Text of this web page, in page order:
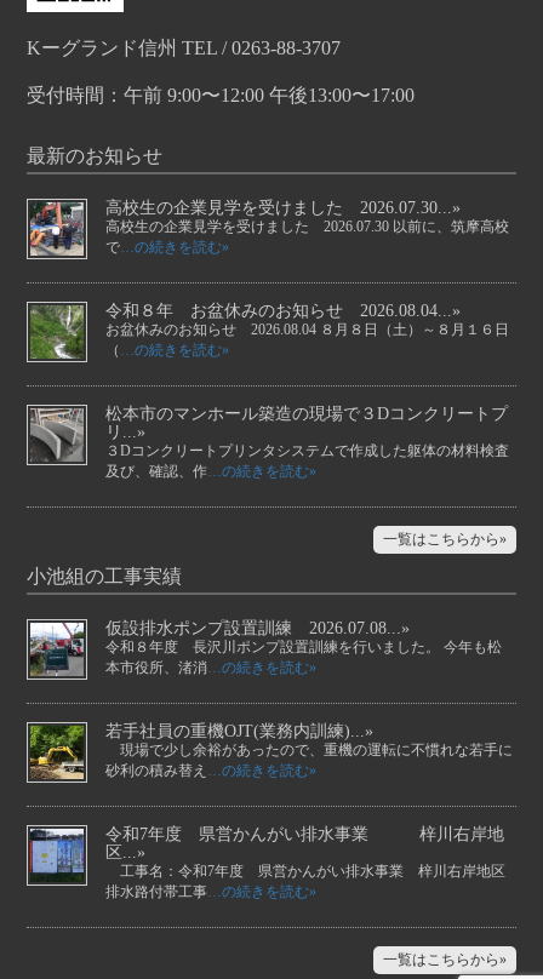
Kーグランド信州 TEL / 0263-88-3707
受付時間：午前 9:00〜12:00 午後13:00〜17:00
最新のお知らせ
高校生の企業見学を受けました 2026.07.30...»
高校生の企業見学を受けました 2026.07.30 以前に、筑摩高校
で…の続きを読む»
令和８年 お盆休みのお知らせ 2026.08.04...»
お盆休みのお知らせ 2026.08.04 ８月８日（土）～８月１６日
（ …の続きを読む»
松本市のマンホール築造の現場で３Dコンクリートプ
リ...»
３Dコンクリートプリンタシステムで作成した躯体の材料検査
及び、確認、作…の続きを読む»
一覧はこちらから»
小池組の工事実績
仮設排水ポンプ設置訓練 2026.07.08...»
令和８年度 長沢川ポンプ設置訓練を行いました。 今年も松
本市役所、渚消…の続きを読む»
若手社員の重機OJT(業務内訓練)...»
現場で少し余裕があったので、重機の運転に不慣れな若手に
砂利の積み替え …の続きを読む»
令和7年度 県営かんがい排水事業 梓川右岸地
区...»
工事名：令和7年度 県営かんがい排水事業 梓川右岸地区
排水路付帯工事…の続きを読む»
一覧はこちらから»